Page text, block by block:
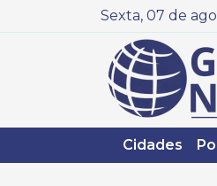
Sexta, 07 de
Cidades